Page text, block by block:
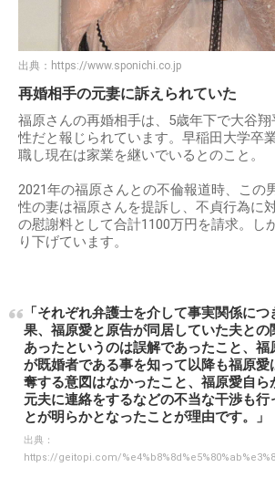
出典： https://www.sponichi.co.jp
再婚相手の元妻に訴えられていた
福原さんの再婚相手は、5歳年下で大谷
性だと報じられています。早稲田大学卒
職し現在は家業を継いでいるとのこと。
2021年の福原さんとの不倫報道時、この
性の妻は福原さんを提訴し、不貞行為に
の慰謝料として合計1100万円を請求。し
り下げています。
「それぞれ弁護士を介して事実関係に
果、福原愛と原告が同居していた夫との
あったというのは誤解であったこと、福
が既婚者である事を知って以降も福原愛
奪する意図はなかったこと、福原愛自ら
元夫に連絡をするなどの不当な干渉も行
とが明らかとなったことが理由です。」
出典：
https://geitopi.com/